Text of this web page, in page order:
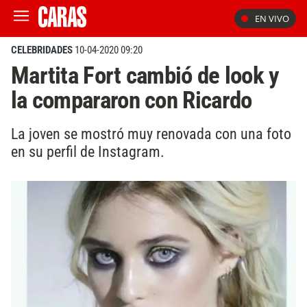
EN VIVO
CELEBRIDADES 10-04-2020 09:20
Martita Fort cambió de look y
la compararon con Ricardo
La joven se mostró muy renovada con una foto
en su perfil de Instagram.